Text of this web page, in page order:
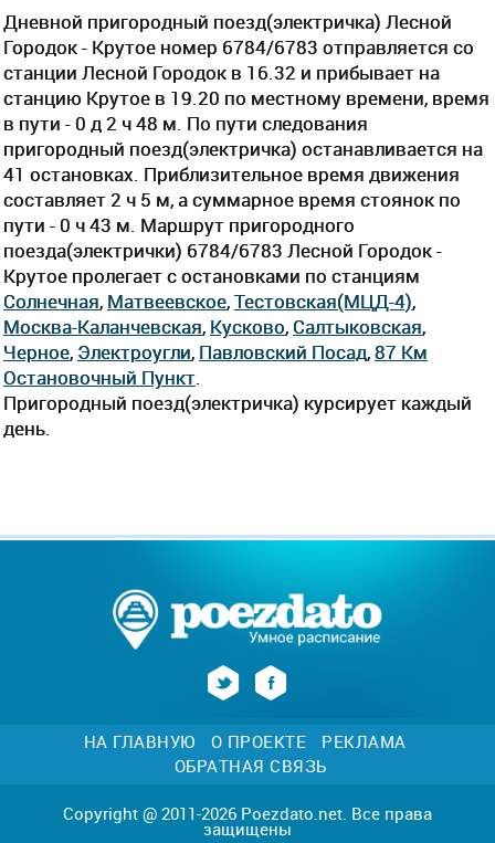
Дневной пригородный поезд(электричка) Лесной
Городок - Крутое номер 6784/6783 отправляется со
станции Лесной Городок в 16.32 и прибывает на
станцию Крутое в 19.20 по местному времени, время
в пути - 0 д 2 ч 48 м. По пути следования
пригородный поезд(электричка) останавливается на
41 остановках. Приблизительное время движения
составляет 2 ч 5 м, а суммарное время стоянок по
пути - 0 ч 43 м. Маршрут пригородного
поезда(электрички) 6784/6783 Лесной Городок -
Крутое пролегает c остановками по станциям
Солнечная, Матвеевское,Тестовская(МЦД-4),
Москва-Каланчевская, Кусково, Салтыковская,
Черное, Электроугли, Павловский Посад,87 Км
Остановочный Пункт
Пригородный поезд(электричка) курсирует каждый
день.
НА ГЛАВНУЮ О ПРОЕКТЕ
РЕКЛАМА
ОБРАТНАЯ СВЯЗЬ
Copyright @ 2011-2026 Poezdato.net. Все права
защищены